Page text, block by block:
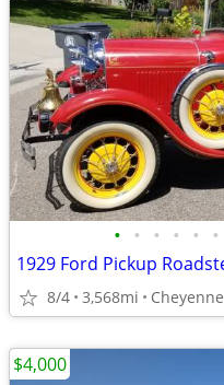
• • • • • •
8/4 3,568mi Cheyenne
$4,000